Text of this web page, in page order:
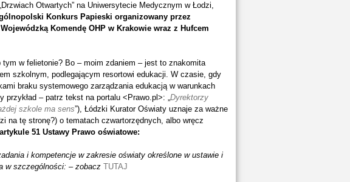
Otwartych” na Uniwersytecie Medycznym w Łodzi,
Konkurs Papieski organizowany przez
Wojewódzką Komendę OHP w Krakowie wraz z Hufcem
w felietonie? Bo – moim zdaniem – jest to znakomita
szkolnym, podlegającym resortowi edukacji. W czasie, gdy
braku systemowego zarządzania edukacją w warunkach
przykład – patrz tekst na portalu <Prawo.pl>: „Dyrektorzy
szkole ma sens”), Łódzki Kurator Oświaty uznaje za ważne
na tę stronę?) o tematach czwartorzędnych, albo wręcz
51 Ustawy Prawo oświatowe:
i kompetencje w zakresie oświaty określone w ustawie i
w szczególności: – zobacz TUTAJ